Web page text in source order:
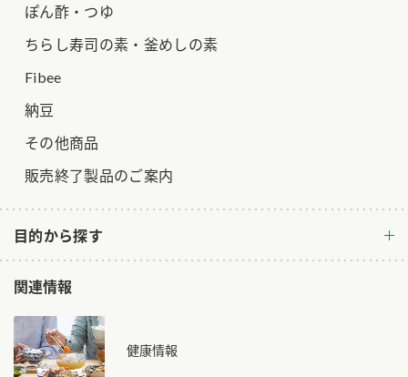
ロングセラー商品 ＋ おすすめレシピ
人気商品 ＋ おすすめレシピ
業務用サイト
ぽん酢・つゆ
ちらし寿司の素・釜めしの素
Fibee
納豆
その他商品
販売終了製品のご案内
目的から探す
関連情報
健康情報